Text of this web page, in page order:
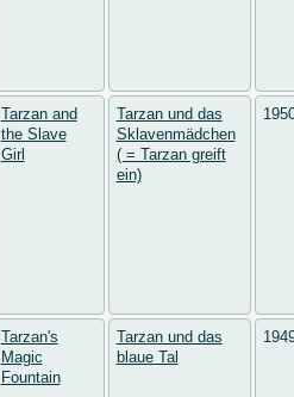
Tarzan and
the Slave
Girl
Tarzan und das
Sklavenmädchen
( = Tarzan greift
ein)
Tarzan's
Magic
Fountain
Tarzan und das
blaue Tal